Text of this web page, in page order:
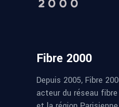
Fibre 2000
Depuis 2005, Fibre
acteur du réseau